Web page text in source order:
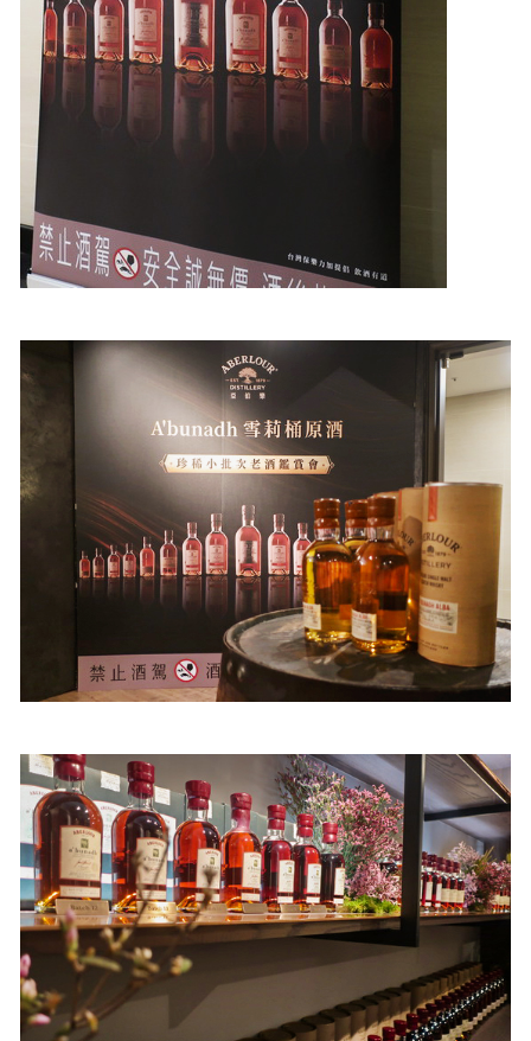
個人著作
活動實況記錄
媒體報導一覽
合作與代言
訂閱電子報